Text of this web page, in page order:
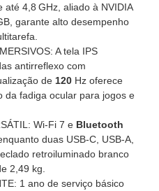
até 4,8 GHz, aliado à NVIDIA
garante alto desempenho
A tela IPS
antirreflexo com
de 120 Hz oferece
da fadiga ocular para jogos e
Wi-Fi 7 e Bluetooth
duas USB-C, USB-A,
retroiluminado branco
2,49 kg.
1 ano de serviço básico